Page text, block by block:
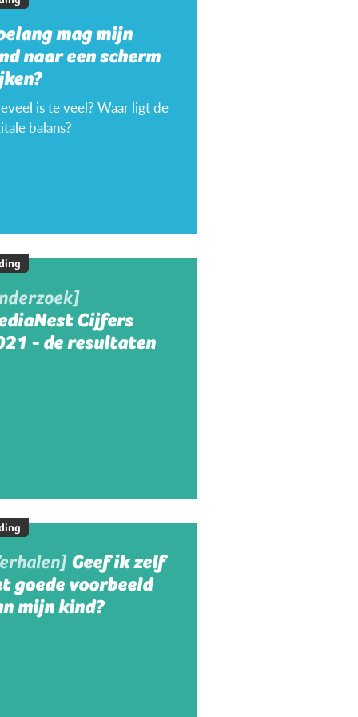
mag mijn
naar een scherm
is te veel? Waar ligt de
balans?
Cijfers
- de resultaten
Geef ik zelf
goede voorbeeld
mijn kind?